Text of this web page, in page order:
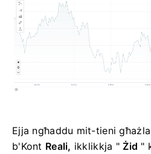
Ejja ngħaddu mit-tieni
b'Kont Reali, ikklikkja "Żid "